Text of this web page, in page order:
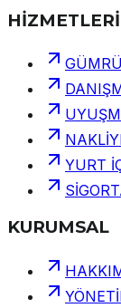
YURT
KURUMSAL